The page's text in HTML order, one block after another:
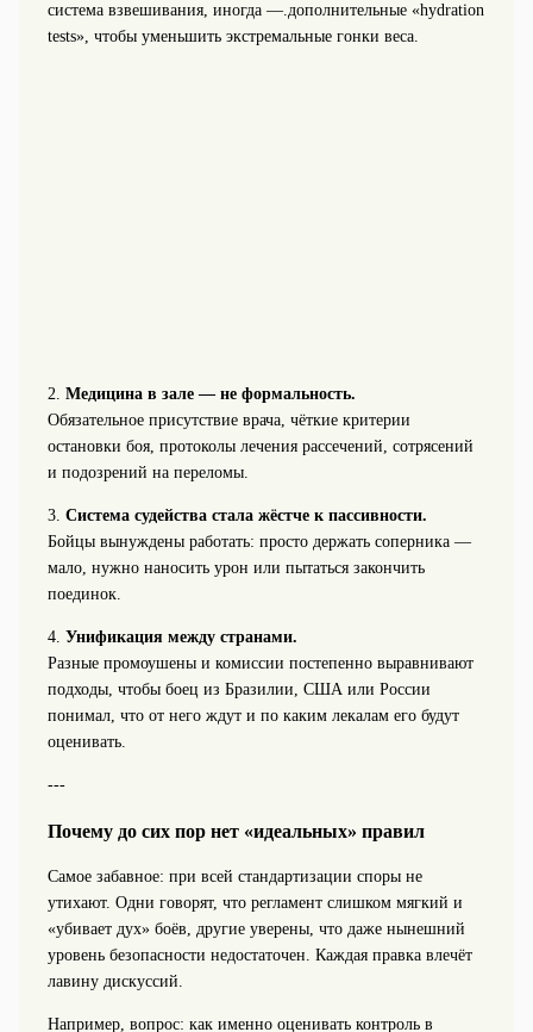
система взвешивания, иногда —.дополнительные «hydration
tests», чтобы уменьшить экстремальные гонки веса.
2. Медицина в зале — не формальность.
Обязательное присутствие врача, чёткие критерии
остановки боя, протоколы лечения рассечений, сотрясений
и подозрений на переломы.
3. Система судейства стала жёстче к пассивности.
Бойцы вынуждены работать: просто держать соперника —
мало, нужно наносить урон или пытаться закончить
поединок.
4. Унификация между странами.
Разные промоушены и комиссии постепенно выравнивают
подходы, чтобы боец из Бразилии, США или России
понимал, что от него ждут и по каким лекалам его будут
оценивать.
---
Почему до сих пор нет «идеальных» правил
Самое забавное: при всей стандартизации споры не
утихают. Одни говорят, что регламент слишком мягкий и
«убивает дух» боёв, другие уверены, что даже нынешний
уровень безопасности недостаточен. Каждая правка влечёт
лавину дискуссий.
Например, вопрос: как именно оценивать контроль в